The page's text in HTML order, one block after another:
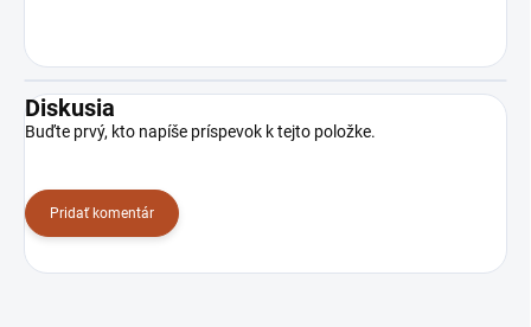
Diskusia
Buďte prvý, kto napíše príspevok k tejto položke.
Pridať komentár